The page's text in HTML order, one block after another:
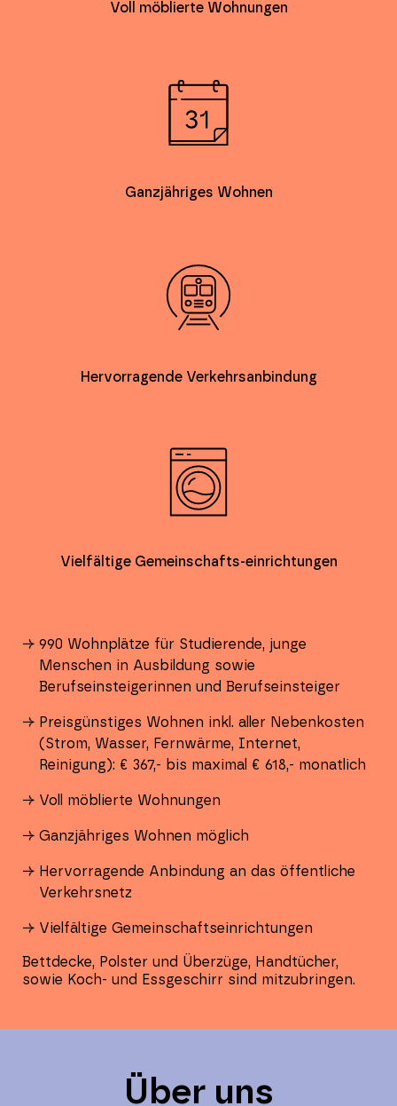
Voll möblierte Wohnungen
Ganzjähriges Wohnen
Hervorragende Verkehrsanbindung
Vielfältige Gemeinschafts-einrichtungen
990 Wohnplätze für Studierende, junge
Menschen in Ausbildung sowie
Berufseinsteigerinnen und Berufseinsteiger
Preisgünstiges Wohnen inkl. aller Nebenkosten
(Strom, Wasser, Fernwärme, Internet,
Reinigung): € 367,- bis maximal € 618,- monatlich
Voll möblierte Wohnungen
Ganzjähriges Wohnen möglich
Hervorragende Anbindung an das öffentliche
Verkehrsnetz
Vielfältige Gemeinschaftseinrichtungen
Bettdecke, Polster und Überzüge, Handtücher,
sowie Koch- und Essgeschirr sind mitzubringen.
Über uns